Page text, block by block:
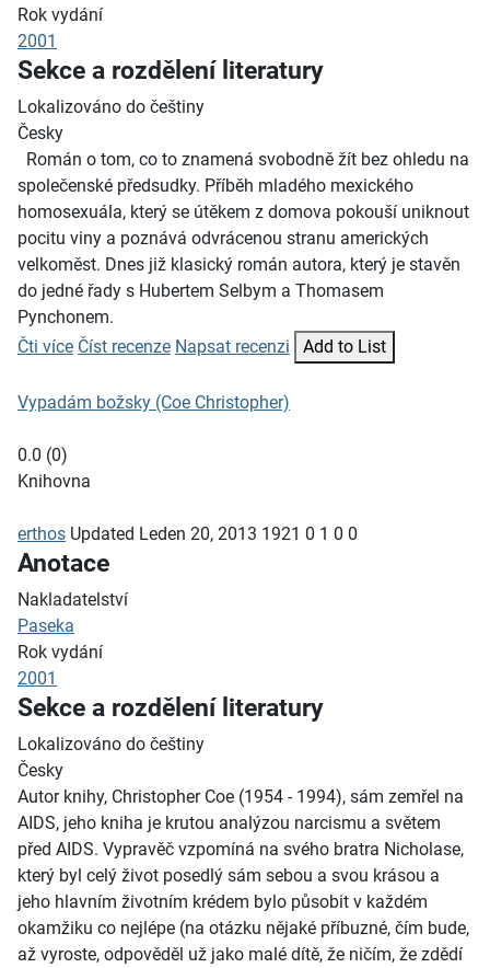
Rok vydání
2001
Sekce a rozdělení literatury
Lokalizováno do češtiny
Česky
Román o tom, co to znamená svobodně žít bez ohledu na
společenské předsudky. Příběh mladého mexického
homosexuála, který se útěkem z domova pokouší uniknout
pocitu viny a poznává odvrácenou stranu amerických
velkoměst. Dnes již klasický román autora, který je stavěn
do jedné řady s Hubertem Selbym a Thomasem
Pynchonem.
Čti více Číst recenze Napsat recenzi Add to List
Vypadám božsky (Coe Christopher)
0.0 (0)
Knihovna
erthos Updated Leden 20, 2013 1921 0 1 0 0
Anotace
Nakladatelství
Paseka
Rok vydání
2001
Sekce a rozdělení literatury
Lokalizováno do češtiny
Česky
Autor knihy, Christopher Coe (1954 - 1994), sám zemřel na
AIDS, jeho kniha je krutou analýzou narcismu a světem
před AIDS. Vypravěč vzpomíná na svého bratra Nicholase,
který byl celý život posedlý sám sebou a svou krásou a
jeho hlavním životním krédem bylo působit v každém
okamžiku co nejlépe (na otázku nějaké příbuzné, čím bude,
až vyroste, odpověděl už jako malé dítě, že ničím, že zdědí